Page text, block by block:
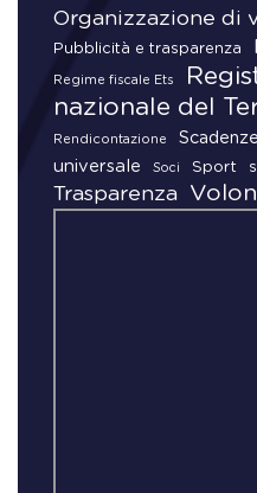
Organizzazione di
Pubblicità e trasparenza
Regime fiscale Ets
nazionale del
Rendicontazione Scadenze
universale
Soci Sport
Trasparenza